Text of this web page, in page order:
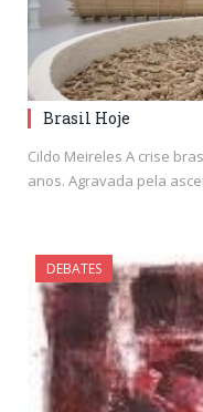
Brasil Hoje
Cildo Meireles A crise
anos. Agravada pela
DEBATES